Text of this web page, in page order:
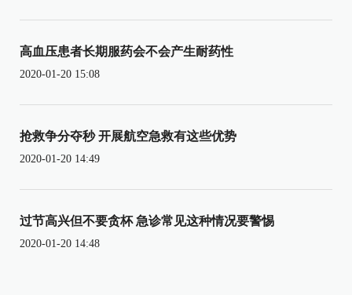
高血压患者长期服药会不会产生耐药性
2020-01-20 15:08
抢救争分夺秒 开展航空急救有这些优势
2020-01-20 14:49
过节高兴但不要贪杯 急诊常见这种情况要警惕
2020-01-20 14:48